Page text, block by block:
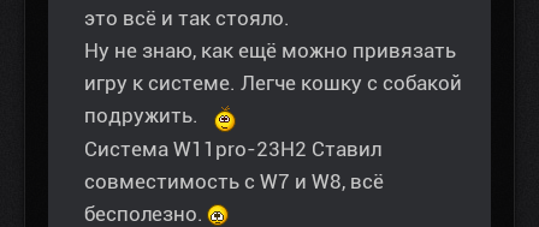
это всё и так стояло.
Ну не знаю, как ещё можно привязать
игру к системе. Легче кошку с собакой
подружить.
Система W11pro-23H2 Ставил
совместимость с W7 и W8, всё
бесполезно.